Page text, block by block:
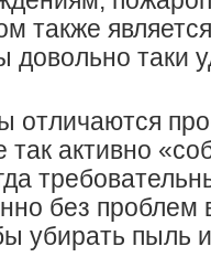
также
таки
отличаются
активно
без проблем
убирать пыль